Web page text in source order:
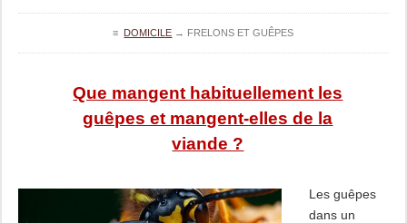
≡ DOMICILE → FRELONS ET GUÊPES
Que mangent habituellement les
guêpes et mangent-elles de la
viande ?
Les guêpes
dans un